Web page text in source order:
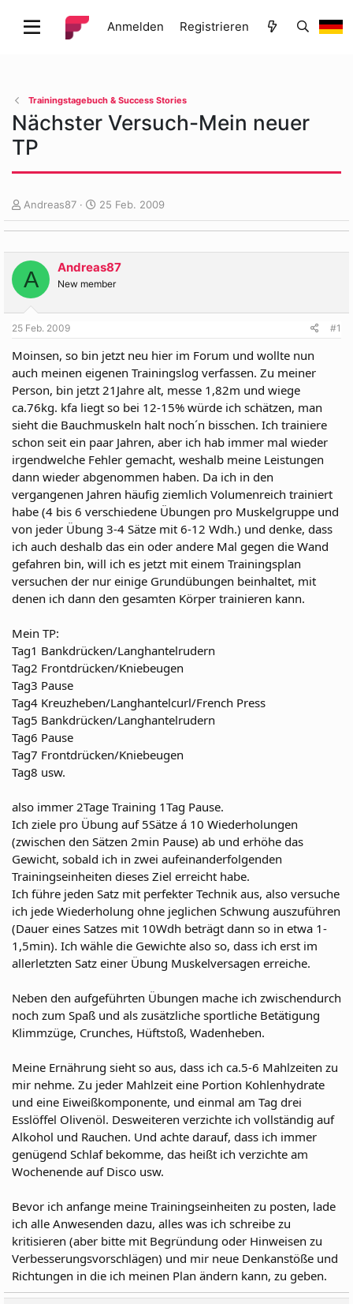
Anmelden Registrieren
Trainingstagebuch & Success Stories
Nächster Versuch-Mein neuer
TP
E
r
s
e
r
Andreas87
E
r
s
e
m
25 Feb. 2009
A Andreas87
New member
25 Feb. 2009 #1
Moinsen, so bin jetzt neu hier im Forum und wollte nun
auch meinen eigenen Trainingslog verfassen. Zu meiner
Person, bin jetzt 21Jahre alt, messe 1,82m und wiege
ca.76kg. kfa liegt so bei 12-15% würde ich schätzen, man
sieht die Bauchmuskeln halt noch´n bisschen. Ich trainiere
schon seit ein paar Jahren, aber ich hab immer mal wieder
irgendwelche Fehler gemacht, weshalb meine Leistungen
dann wieder abgenommen haben. Da ich in den
vergangenen Jahren häufig ziemlich Volumenreich trainiert
habe (4 bis 6 verschiedene Übungen pro Muskelgruppe und
von jeder Übung 3-4 Sätze mit 6-12 Wdh.) und denke, dass
ich auch deshalb das ein oder andere Mal gegen die Wand
gefahren bin, will ich es jetzt mit einem Trainingsplan
versuchen der nur einige Grundübungen beinhaltet, mit
denen ich dann den gesamten Körper trainieren kann.
Mein TP:
Tag1 Bankdrücken/Langhantelrudern
Tag2 Frontdrücken/Kniebeugen
Tag3 Pause
Tag4 Kreuzheben/Langhantelcurl/French Press
Tag5 Bankdrücken/Langhantelrudern
Tag6 Pause
Tag7 Frontdrücken/Kniebeugen
Tag8 usw.
also immer 2Tage Training 1Tag Pause.
Ich ziele pro Übung auf 5Sätze á 10 Wiederholungen
(zwischen den Sätzen 2min Pause) ab und erhöhe das
Gewicht, sobald ich in zwei aufeinanderfolgenden
Trainingseinheiten dieses Ziel erreicht habe.
Ich führe jeden Satz mit perfekter Technik aus, also versuche
ich jede Wiederholung ohne jeglichen Schwung auszuführen
(Dauer eines Satzes mit 10Wdh beträgt dann so in etwa 1-
1,5min). Ich wähle die Gewichte also so, dass ich erst im
allerletzten Satz einer Übung Muskelversagen erreiche.
Neben den aufgeführten Übungen mache ich zwischendurch
noch zum Spaß und als zusätzliche sportliche Betätigung
Klimmzüge, Crunches, Hüftstoß, Wadenheben.
Meine Ernährung sieht so aus, dass ich ca.5-6 Mahlzeiten zu
mir nehme. Zu jeder Mahlzeit eine Portion Kohlenhydrate
und eine Eiweißkomponente, und einmal am Tag drei
Esslöffel Olivenöl. Desweiteren verzichte ich vollständig auf
Alkohol und Rauchen. Und achte darauf, dass ich immer
genügend Schlaf bekomme, das heißt ich verzichte am
Wochenende auf Disco usw.
Bevor ich anfange meine Trainingseinheiten zu posten, lade
ich alle Anwesenden dazu, alles was ich schreibe zu
kritisieren (aber bitte mit Begründung oder Hinweisen zu
Verbesserungsvorschlägen) und mir neue Denkanstöße und
Richtungen in die ich meinen Plan ändern kann, zu geben.